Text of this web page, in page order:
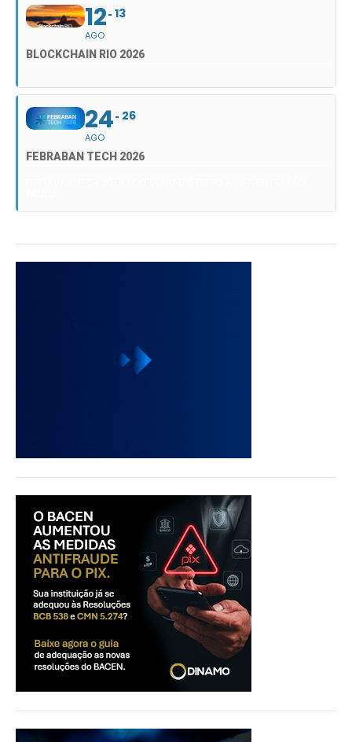
12
AGO
13
BLOCKCHAIN RIO 2026
24
AGO
26
FEBRABAN TECH 2026